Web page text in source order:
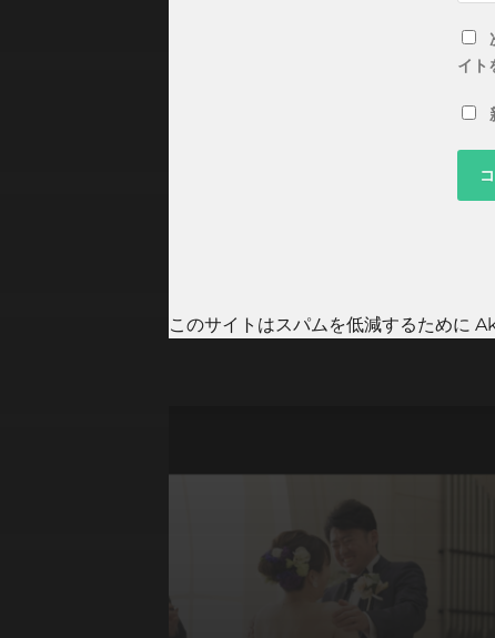
イト
このサイトはスパムを低減するために